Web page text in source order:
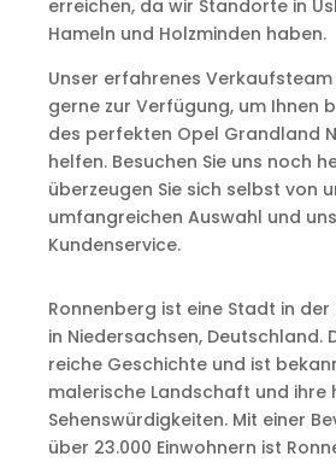
erreichen, da wir Standorte in
Hameln und Holzminden haben.
Unser erfahrenes
gerne zur Verfügung, um Ihnen
des perfekten Opel Grandland
helfen. Besuchen Sie uns noch
überzeugen Sie sich selbst von
umfangreichen Auswahl und
Kundenservice.
Ronnenberg ist eine Stadt in der
in Niedersachsen, Deutschland.
reiche Geschichte und ist
malerische Landschaft und ihre
Sehenswürdigkeiten. Mit einer
über 23.000 Einwohnern ist